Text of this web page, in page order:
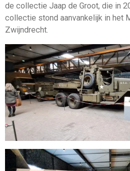
de collectie Jaap de Groot, die in
collectie stond aanvankelijk in het
Zwijndrecht.